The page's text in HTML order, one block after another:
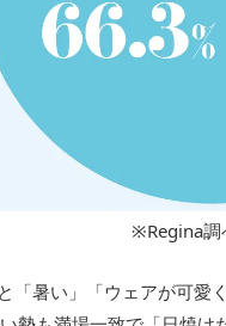
※Regina調
「暑い」「ウェアが可愛